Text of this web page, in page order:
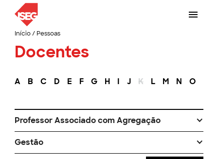
Início/ Pessoas
Docentes
A B C D E F G H I J K L M N O
Professor Associado com Agregação
Gestão